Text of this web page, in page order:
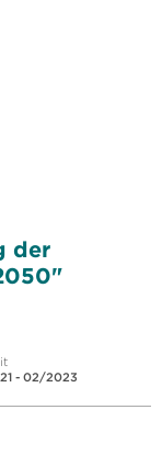
der
- 02/2023